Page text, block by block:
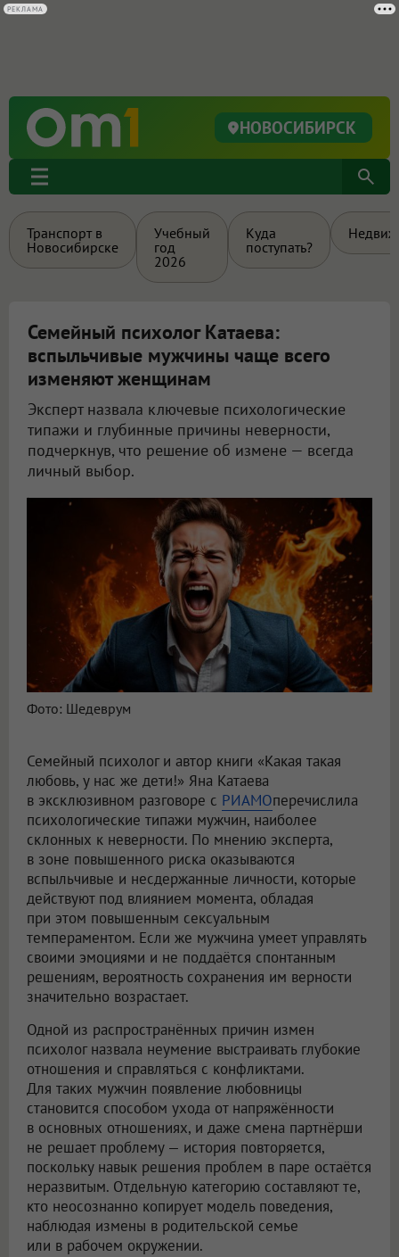
НОВОСИБИРСК
Транспорт в
Новосибирске
Учебный
год
2026
Куда
поступать?
Семейный психолог Катаева:
вспыльчивые мужчины чаще всего
изменяют женщинам
Эксперт назвала ключевые психологические
типажи и глубинные причины неверности,
подчеркнув, что решение об измене — всегда
личный выбор.
Фото: Шедеврум
Семейный психолог и автор книги «Какая такая
любовь, у нас же дети!» Яна Катаева
в эксклюзивном разговоре с РИАМОперечислила
психологические типажи мужчин, наиболее
склонных к неверности. По мнению эксперта,
в зоне повышенного риска оказываются
вспыльчивые и несдержанные личности, которые
действуют под влиянием момента, обладая
при этом повышенным сексуальным
темпераментом. Если же мужчина умеет управлять
своими эмоциями и не поддаётся спонтанным
решениям, вероятность сохранения им верности
значительно возрастает.
Одной из распространённых причин измен
психолог назвала неумение выстраивать глубокие
отношения и справляться с конфликтами.
Для таких мужчин появление любовницы
становится способом ухода от напряжённости
в основных отношениях, и даже смена партнёрши
не решает проблему — история повторяется,
поскольку навык решения проблем в паре остаётся
неразвитым. Отдельную категорию составляют те,
кто неосознанно копирует модель поведения,
наблюдая измены в родительской семье
или в рабочем окружении.
РЕКЛАМА